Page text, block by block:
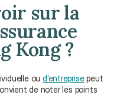
sur la
Kong ?
ou d'entreprise peut
de noter les points